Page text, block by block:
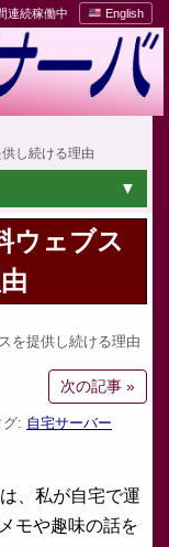
連続稼働中 English
し続ける理由
ウェブス
を提供し続ける理由
次の記事 »
: 自宅サーバー
、私が自宅で運
モや趣味の話を